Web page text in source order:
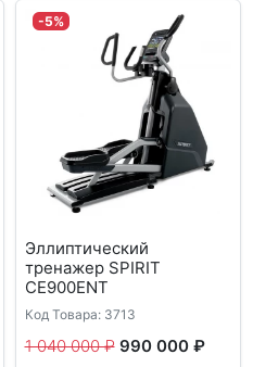
-5%
Эллиптический
тренажер SPIRIT
CE900ENT
Код Товара: 3713
1 040 000 ₽ 990 000 ₽